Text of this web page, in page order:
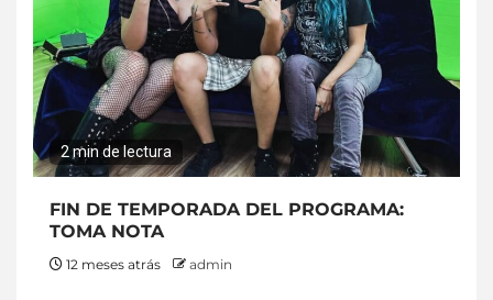
2 min de lectura
FIN DE TEMPORADA DEL PROGRAMA:
TOMA NOTA
12 meses atrás admin